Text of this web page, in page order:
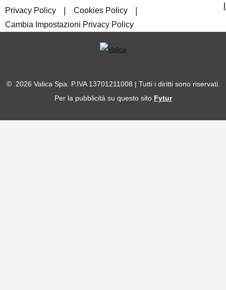
Privacy Policy Cookies Policy
Cambia Impostazioni Privacy Policy
© 2026 Valica Spa. P.IVA 13701211008 | Tutti i diritti sono riservati.
Per la pubblicità su questo sito Fytur